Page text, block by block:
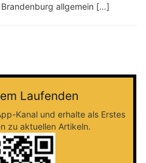
allgemein […]
Laufenden
Kanal und erhalte als Erstes
zu aktuellen Artikeln.